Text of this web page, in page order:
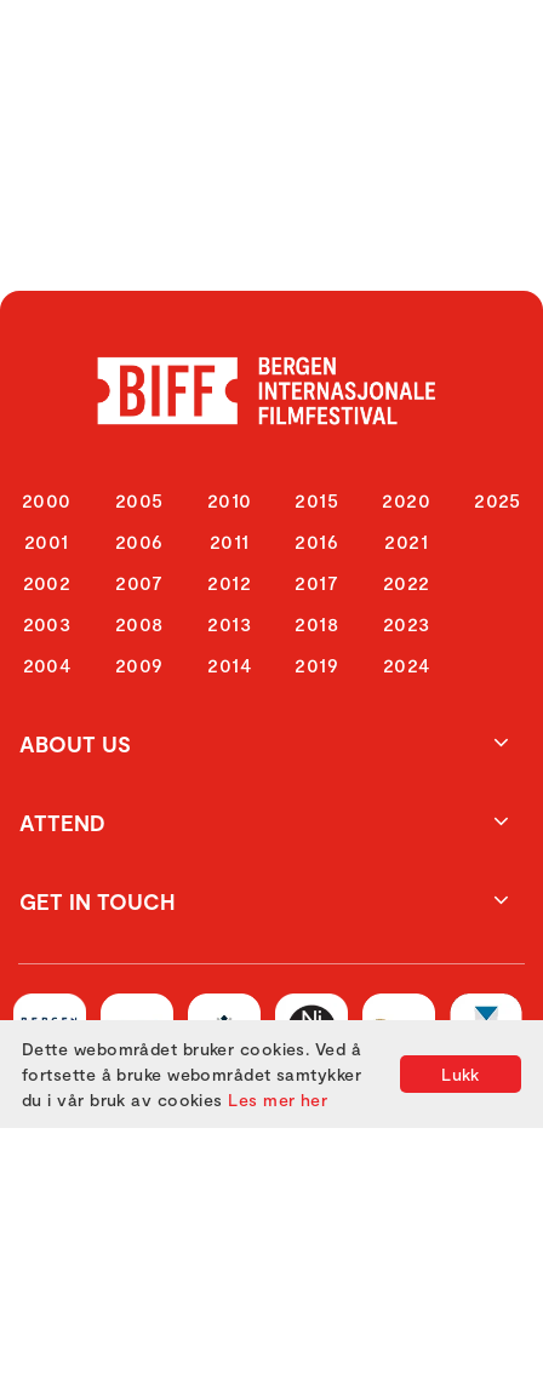
2000
2001
2002
2003
2004
2005
2006
2007
2008
2009
2010
2011
2012
2013
2014
2015
2016
2017
2018
2019
2020
2021
2022
2023
2024
2025
ABOUT US
ATTEND
GET IN TOUCH
Lukk
Dette webområdet bruker cookies. Ved å
fortsette å bruke webområdet samtykker
du i vår bruk av cookies Les mer her